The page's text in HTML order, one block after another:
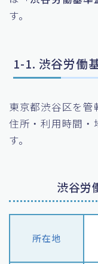
す。
1-1. 渋谷労働
東京都渋谷区を管
住所・利用時間・
す。
渋谷労
所在地